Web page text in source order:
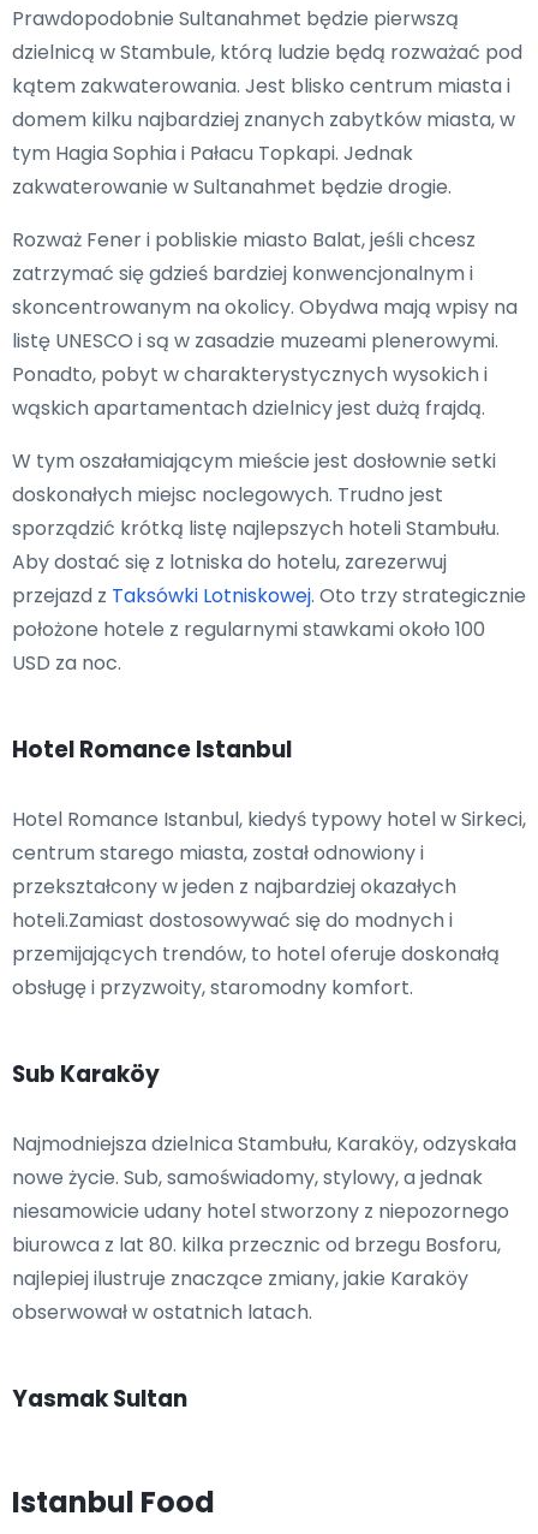
Prawdopodobnie Sultanahmet będzie pierwszą
dzielnicą w Stambule, którą ludzie będą rozważać pod
kątem zakwaterowania. Jest blisko centrum miasta i
domem kilku najbardziej znanych zabytków miasta, w
tym Hagia Sophia i Pałacu Topkapi. Jednak
zakwaterowanie w Sultanahmet będzie drogie.
Rozważ Fener i pobliskie miasto Balat, jeśli chcesz
zatrzymać się gdzieś bardziej konwencjonalnym i
skoncentrowanym na okolicy. Obydwa mają wpisy na
listę UNESCO i są w zasadzie muzeami plenerowymi.
Ponadto, pobyt w charakterystycznych wysokich i
wąskich apartamentach dzielnicy jest dużą frajdą.
W tym oszałamiającym mieście jest dosłownie setki
doskonałych miejsc noclegowych. Trudno jest
sporządzić krótką listę najlepszych hoteli Stambułu.
Aby dostać się z lotniska do hotelu, zarezerwuj
przejazd z Taksówki Lotniskowej. Oto trzy strategicznie
położone hotele z regularnymi stawkami około 100
USD za noc.
Hotel Romance Istanbul
Hotel Romance Istanbul, kiedyś typowy hotel w Sirkeci,
centrum starego miasta, został odnowiony i
przekształcony w jeden z najbardziej okazałych
hoteli.Zamiast dostosowywać się do modnych i
przemijających trendów, to hotel oferuje doskonałą
obsługę i przyzwoity, staromodny komfort.
Sub Karaköy
Najmodniejsza dzielnica Stambułu, Karaköy, odzyskała
nowe życie. Sub, samoświadomy, stylowy, a jednak
niesamowicie udany hotel stworzony z niepozornego
biurowca z lat 80. kilka przecznic od brzegu Bosforu,
najlepiej ilustruje znaczące zmiany, jakie Karaköy
obserwował w ostatnich latach.
Yasmak Sultan
Istanbul Food